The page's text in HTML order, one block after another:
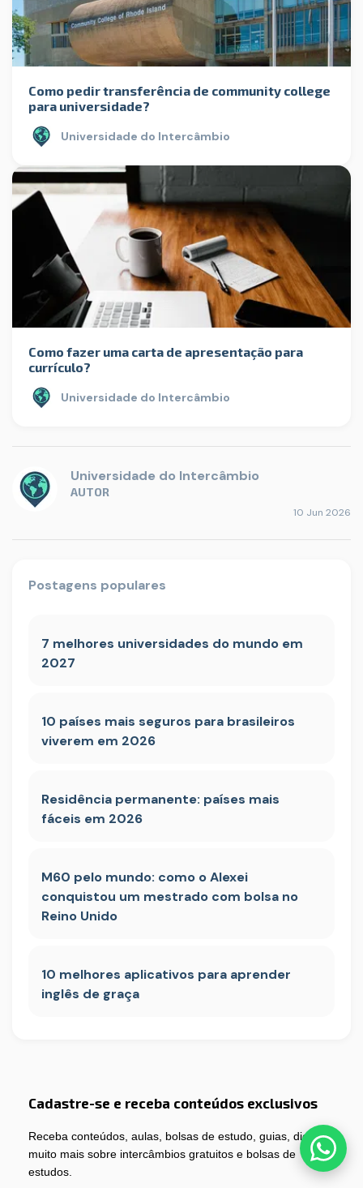
Como pedir transferência de community college
para universidade?
Universidade do Intercâmbio
Como fazer uma carta de apresentação para
currículo?
Universidade do Intercâmbio
Universidade do Intercâmbio
AUTOR
10 Jun 2026
Postagens populares
7 melhores universidades do mundo em
2027
10 países mais seguros para brasileiros
viverem em 2026
Residência permanente: países mais
fáceis em 2026
M60 pelo mundo: como o Alexei
conquistou um mestrado com bolsa no
Reino Unido
10 melhores aplicativos para aprender
inglês de graça
Cadastre-se e receba conteúdos exclusivos
Receba conteúdos, aulas, bolsas de estudo, guias, dicas e
muito mais sobre intercâmbios gratuitos e bolsas de
estudos.